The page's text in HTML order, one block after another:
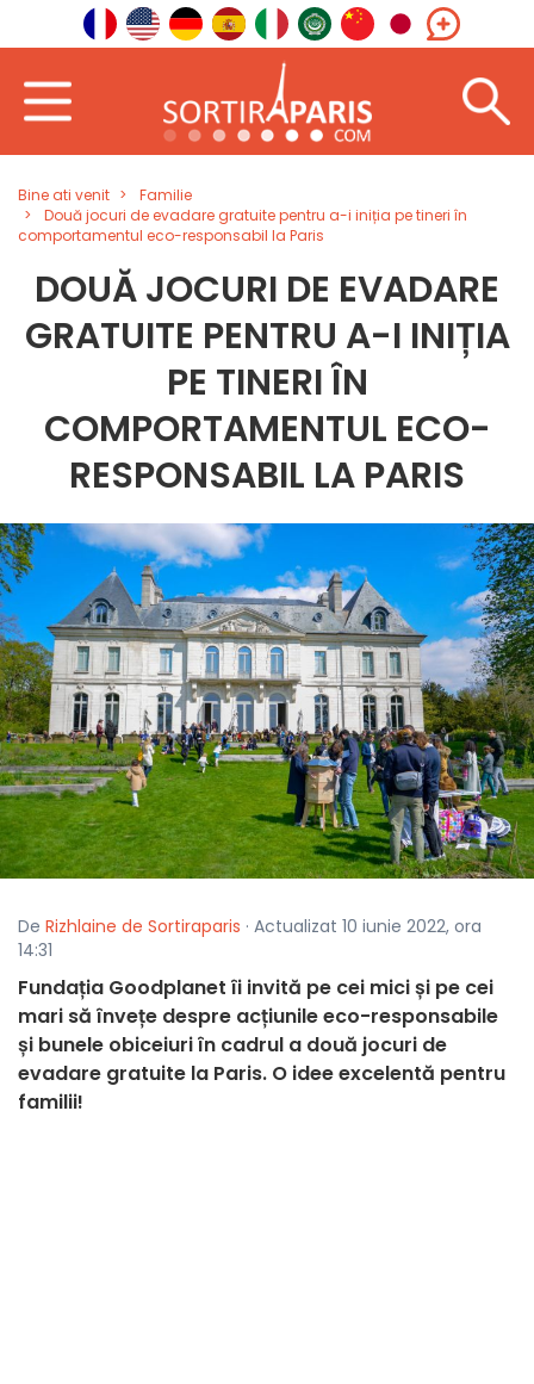
Bine ati venit
Familie
Două jocuri de evadare gratuite pentru a-i iniția pe tineri în
comportamentul eco-responsabil la Paris
DOUĂ JOCURI DE EVADARE
GRATUITE PENTRU A-I INIȚIA
PE TINERI ÎN
COMPORTAMENTUL ECO-
RESPONSABIL LA PARIS
De Rizhlaine de Sortiraparis · Actualizat 10 iunie 2022, ora
14:31
Fundația Goodplanet îi invită pe cei mici și pe cei
mari să învețe despre acțiunile eco-responsabile
și bunele obiceiuri în cadrul a două jocuri de
evadare gratuite la Paris. O idee excelentă pentru
familii!